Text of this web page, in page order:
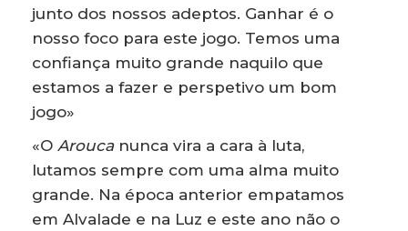
junto dos nossos adeptos. Ganhar é o
nosso foco para este jogo. Temos uma
confiança muito grande naquilo que
estamos a fazer e perspetivo um bom
jogo»
«O Aroucanunca vira a cara à luta,
lutamos sempre com uma alma muito
grande. Na época anterior empatamos
em Alvalade e na Luz e este ano não o